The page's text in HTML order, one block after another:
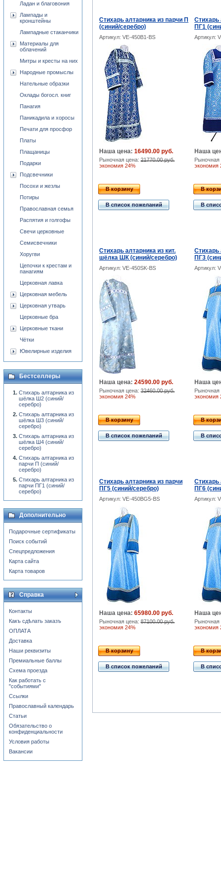
Стихарь алтарника из парчи П
(синий/серебро)
Стихарь
ПГ1
Артикул: VE-450B1-BS Артикул:
Наша цена: 16490.00 руб.
Рыночная цена: 21770.00 руб.
экономия 24%
Наша
экономия
В корзину
В список пожеланий
В
В
Стихарь алтарника из кит.
шёлка ШК (синий/серебро)
Стихарь
ПГ3
Артикул: VE-450SK-BS Артикул:
Наша цена: 24590.00 руб.
Рыночная цена: 32460.00 руб.
экономия 24%
Наша
экономия
В корзину
В список пожеланий
В
В
Стихарь алтарника из парчи
ПГ5 (синий/серебро)
Стихарь
ПГ6
Артикул: VE-450BG5-BS Артикул:
Наша цена: 65980.00 руб.
Рыночная цена: 87100.00 руб.
экономия 24%
Наша
экономия
В корзину
В список пожеланий
В
В
Ладан и благовония
Лампады и
кронштейны
Лампадные стаканчики
Материалы для
облачений
Митры и кресты на них
Народные промыслы
Нательные образки
Оклады богосл. книг
Панагия
Паникадила и хоросы
Печати для просфор
Платы
Плащаницы
Подарки
Подсвечники
Посохи и жезлы
Потиры
Православная семья
Распятия и голгофы
Свечи церковные
Семисвечники
Хоругви
Цепочки к крестам и
панагиям
Церковная лавка
Церковная мебель
Церковная утварь
Церковные бра
Церковные ткани
Чётки
Ювелирные изделия
Бестселлеры
Стихарь алтарника из
шёлка Ш2 (синий/
серебро)
Стихарь алтарника из
шёлка Ш3 (синий/
серебро)
Стихарь алтарника из
шёлка Ш4 (синий/
серебро)
Стихарь алтарника из
парчи П (синий/
серебро)
Стихарь алтарника из
парчи ПГ1 (синий/
серебро)
Дополнительно
Подарочные сертификаты
Поиск событий
Спецпредложения
Карта сайта
Карта товаров
Справка
Контакты
Какъ сдѣлать заказъ
ОПЛАТА
Доставка
Наши реквизиты
Премиальные баллы
Схема проезда
Как работать с
"событиями"
Ссылки
Православный календарь
Статьи
Обязательство о
конфиденциальности
Условия работы
Вакансии